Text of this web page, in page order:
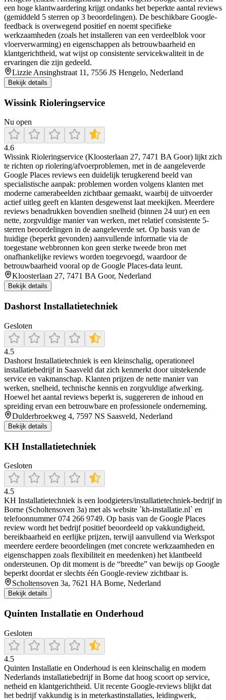
een hoge klantwaardering krijgt ondanks het beperkte aantal reviews
(gemiddeld 5 sterren op 3 beoordelingen). De beschikbare Google-
feedback is overwegend positief en noemt specifieke
werkzaamheden (zoals het installeren van een verdeelblok voor
vloerverwarming) en eigenschappen als betrouwbaarheid en
klantgerichtheid, wat wijst op consistente servicekwaliteit in de
ervaringen die zijn gedeeld.
Lizzie Ansinghstraat 11, 7556 JS Hengelo, Nederland
Bekijk details
Wissink Rioleringservice
Nu open
4.6
Wissink Rioleringservice (Kloosterlaan 27, 7471 BA Goor) lijkt zich
te richten op riolering/afvoerproblemen, met in de aangeleverde
Google Places reviews een duidelijk terugkerend beeld van
specialistische aanpak: problemen worden volgens klanten met
moderne camerabeelden zichtbaar gemaakt, waarbij de uitvoerder
actief uitleg geeft en klanten desgewenst laat meekijken. Meerdere
reviews benadrukken bovendien snelheid (binnen 24 uur) en een
nette, zorgvuldige manier van werken, met relatief consistente 5-
sterren beoordelingen in de aangeleverde set. Op basis van de
huidige (beperkt gevonden) aanvullende informatie via de
toegestane webbronnen kon geen sterke tweede bron met
onafhankelijke reviews worden toegevoegd, waardoor de
betrouwbaarheid vooral op de Google Places-data leunt.
Kloosterlaan 27, 7471 BA Goor, Nederland
Bekijk details
Dashorst Installatietechniek
Gesloten
4.5
Dashorst Installatietechniek is een kleinschalig, operationeel
installatiebedrijf in Saasveld dat zich kenmerkt door uitstekende
service en vakmanschap. Klanten prijzen de nette manier van
werken, snelheid, technische kennis en zorgvuldige afwerking.
Hoewel het aantal reviews beperkt is, suggereren de inhoud en
spreiding ervan een betrouwbare en professionele onderneming.
Dulderbroekweg 4, 7597 NS Saasveld, Nederland
Bekijk details
KH Installatietechniek
Gesloten
4.5
KH Installatietechniek is een loodgieters/installatietechniek-bedrijf in
Borne (Scholtensoven 3a) met als website `kh-installatie.nl` en
telefoonnummer 074 266 9749. Op basis van de Google Places
review wordt het bedrijf positief beoordeeld op vakkundigheid,
bereikbaarheid en eerlijke prijzen, terwijl aanvullend via Werkspot
meerdere eerdere beoordelingen (met concrete werkzaamheden en
eigenschappen zoals flexibiliteit en meedenken) het klantbeeld
ondersteunen. Op dit moment is de “breedte” van bewijs op Google
beperkt doordat er slechts één Google-review zichtbaar is.
Scholtensoven 3a, 7621 HA Borne, Nederland
Bekijk details
Quinten Installatie en Onderhoud
Gesloten
4.5
Quinten Installatie en Onderhoud is een kleinschalig en modern
Nederlands installatiebedrijf in Borne dat hoog scoort op service,
netheid en klantgerichtheid. Uit recente Google-reviews blijkt dat
het bedrijf vakkundig is in meterkastinstallaties, leidingwerk,